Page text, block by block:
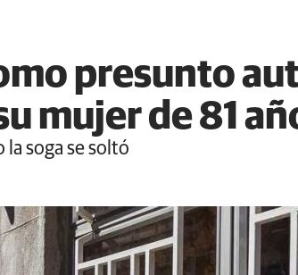
presunto
mujer de 81
la soga se soltó